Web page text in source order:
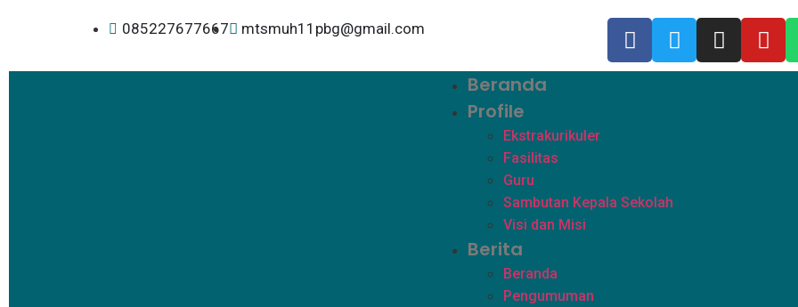
085227677667 mtsmuh11pbg@gmail.com
Beranda
Profile
Ekstrakurikuler
Fasilitas
Guru
Sambutan Kepala Sekolah
Visi dan Misi
Berita
Beranda
Pengumuman